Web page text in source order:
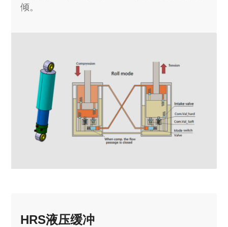
倾。
HRS液压缓冲